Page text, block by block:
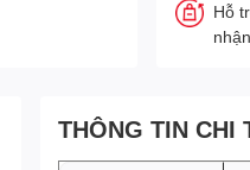
Hỗ
THÔNG TIN CHI